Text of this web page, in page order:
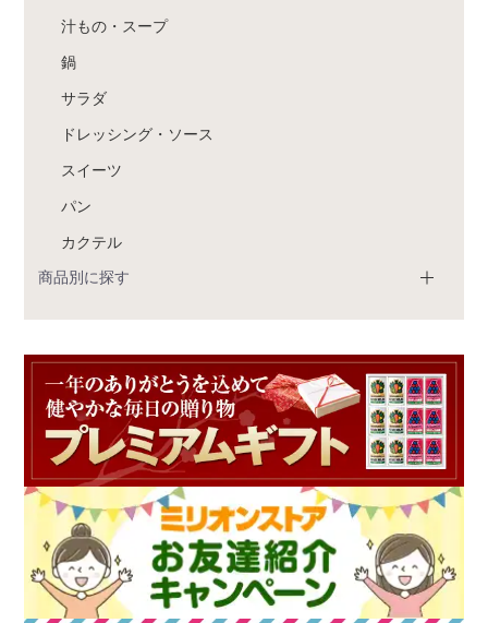
汁もの・スープ
鍋
サラダ
ドレッシング・ソース
スイーツ
パン
カクテル
商品別に探す